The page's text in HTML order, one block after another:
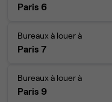
Paris 6
Bureaux à louer à
Paris 7
Bureaux à louer à
Paris 9